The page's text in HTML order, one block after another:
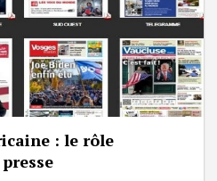
: le rôle